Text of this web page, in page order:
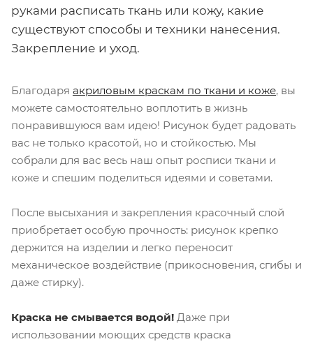
руками расписать ткань или кожу, какие
существуют способы и техники нанесения.
Закрепление и уход.
Благодаря акриловым краскам по ткани и коже, вы
можете самостоятельно воплотить в жизнь
понравившуюся вам идею! Рисунок будет радовать
вас не только красотой, но и стойкостью. Мы
собрали для вас весь наш опыт росписи ткани и
коже и спешим поделиться идеями и советами.
После высыхания и закрепления красочный слой
приобретает особую прочность: рисунок крепко
держится на изделии и легко переносит
механическое воздействие (прикосновения, сгибы и
даже стирку).
Краска не смывается водой! Даже при
использовании моющих средств краска